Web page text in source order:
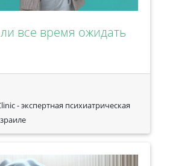
все время ожидать
- экспертная психиатрическая